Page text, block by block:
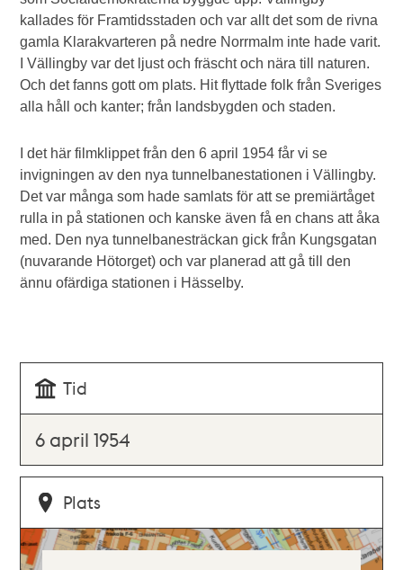
kallades för Framtidsstaden och var allt det som de rivna
gamla Klarakvarteren på nedre Norrmalm inte hade varit.
I Vällingby var det ljust och fräscht och nära till naturen.
Och det fanns gott om plats. Hit flyttade folk från Sveriges
alla håll och kanter; från landsbygden och staden.
I det här filmklippet från den 6 april 1954 får vi se
invigningen av den nya tunnelbanestationen i Vällingby.
Det var många som hade samlats för att se premiärtåget
rulla in på stationen och kanske även få en chans att åka
med. Den nya tunnelbanesträckan gick från Kungsgatan
(nuvarande Hötorget) och var planerad att gå till den
ännu ofärdiga stationen i Hässelby.
Tid
6 april 1954
Plats